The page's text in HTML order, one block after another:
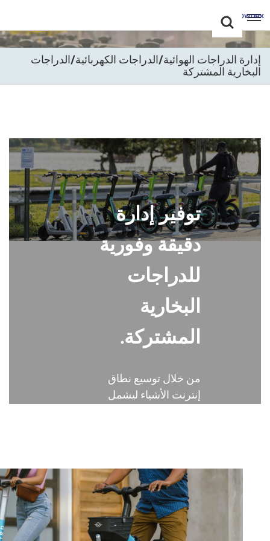
+86 -18681515767
English
Русский
Italiano
Español
Português
日语
한국어
Türk
Ελληνικά
แบบไทย
Tiếng Việt
Indonesia
إدارة الدراجات الهوائية/الدراجات الكهربائية/الدراجات
البخارية المشتركة
توفير إدارة
دقيقة وفورية
للدراجات
البخارية
المشتركة.
من خلال توسيع نطاق
إنترنت الأشياء ليشمل
التشغيلية وتمكن من
تقديم خدمة مستخدم
فائقة.